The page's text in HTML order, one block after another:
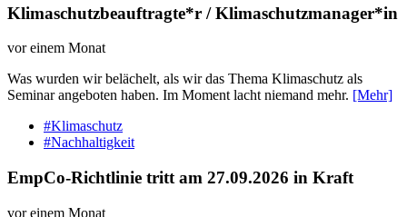
Klimaschutzbeauftragte*r / Klimaschutzmanager*in
vor einem Monat
Was wurden wir belächelt, als wir das Thema Klimaschutz als
Seminar angeboten haben. Im Moment lacht niemand mehr. [Mehr]
#Klimaschutz
#Nachhaltigkeit
EmpCo-Richtlinie tritt am 27.09.2026 in Kraft
vor einem Monat